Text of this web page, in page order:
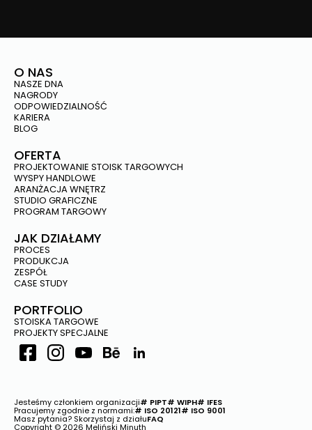
O NAS
NASZE DNA
NAGRODY
ODPOWIEDZIALNOŚĆ
KARIERA
BLOG
OFERTA
PROJEKTOWANIE STOISK TARGOWYCH
WYSPY HANDLOWE
ARANŻACJA WNĘTRZ
STUDIO GRAFICZNE
PROGRAM TARGOWY
JAK DZIAŁAMY
PROCES
PRODUKCJA
ZESPÓŁ
CASE STUDY
PORTFOLIO
STOISKA TARGOWE
PROJEKTY SPECJALNE
Jesteśmy członkiem organizacji# PIPT# WIPH# IFES
Pracujemy zgodnie z normami:# ISO 20121# ISO 9001
Masz pytania? Skorzystaj z działuFAQ
Copyright © 2026 Meliński Minuth